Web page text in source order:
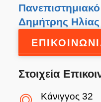
Δημήτρης Ηλίας
Στοιχεία
Κάνιγγος 32